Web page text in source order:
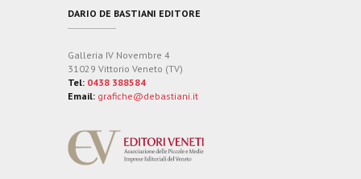
DARIO DE BASTIANI EDITORE
Galleria IV Novembre 4
31029 Vittorio Veneto (TV)
Tel: 0438 388584
Email: grafiche@debastiani.it